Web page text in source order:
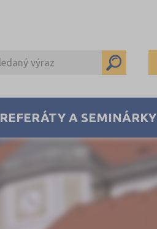
REFERÁTY A SEMINÁRKY